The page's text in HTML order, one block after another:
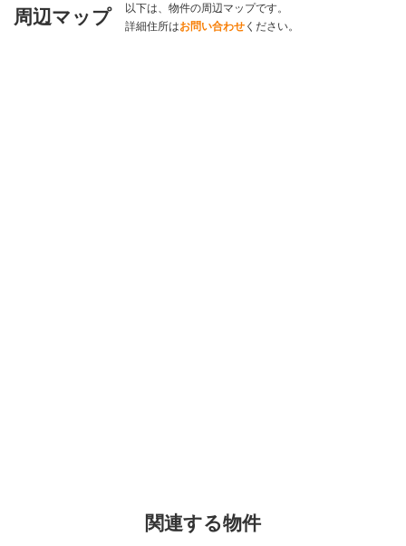
周辺マップ
以下は、物件の周辺マップです。
詳細住所はお問い合わせ ください。
関連する物件